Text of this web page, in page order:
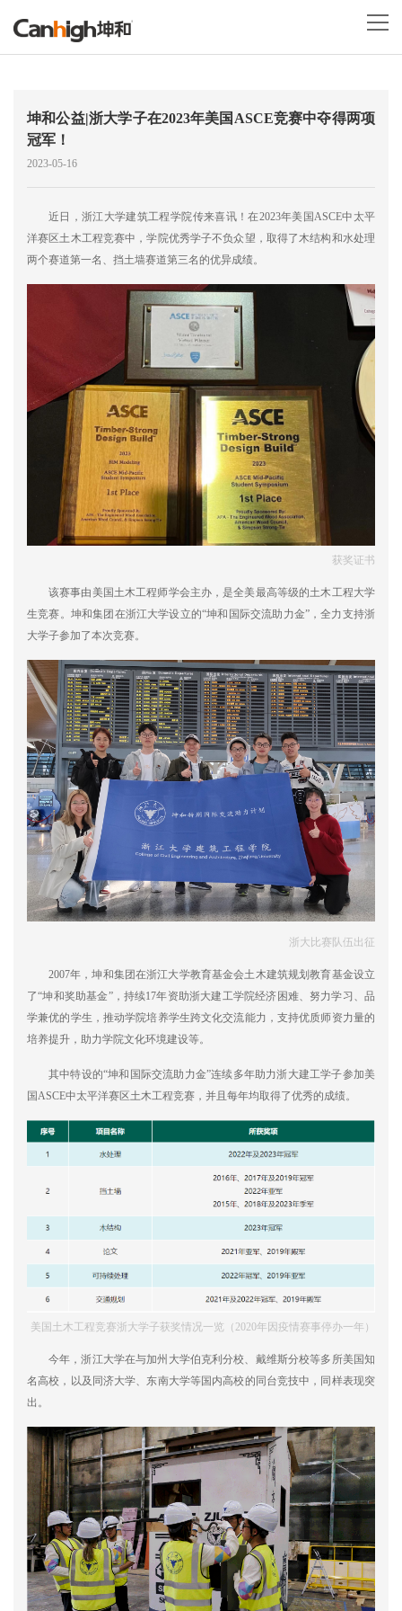
坤和公益|浙大学子在2023年美国ASCE竞赛中夺得两项
冠军！
2023-05-16
近日，浙江大学建筑工程学院传来喜讯！在2023年美国ASCE中太平
洋赛区土木工程竞赛中，学院优秀学子不负众望，取得了木结构和水处理
两个赛道第一名、挡土墙赛道第三名的优异成绩。
获奖证书
该赛事由美国土木工程师学会主办，是全美最高等级的土木工程大学
生竞赛。坤和集团在浙江大学设立的“坤和国际交流助力金”，全力支持浙
大学子参加了本次竞赛。
浙大比赛队伍出征
2007年，坤和集团在浙江大学教育基金会土木建筑规划教育基金设立
了“坤和奖助基金”，持续17年资助浙大建工学院经济困难、努力学习、品
学兼优的学生，推动学院培养学生跨文化交流能力，支持优质师资力量的
培养提升，助力学院文化环境建设等。
其中特设的“坤和国际交流助力金”连续多年助力浙大建工学子参加美
国ASCE中太平洋赛区土木工程竞赛，并且每年均取得了优秀的成绩。
美国土木工程竞赛浙大学子获奖情况一览（2020年因疫情赛事停办一年）
今年，浙江大学在与加州大学伯克利分校、戴维斯分校等多所美国知
名高校，以及同济大学、东南大学等国内高校的同台竞技中，同样表现突
出。